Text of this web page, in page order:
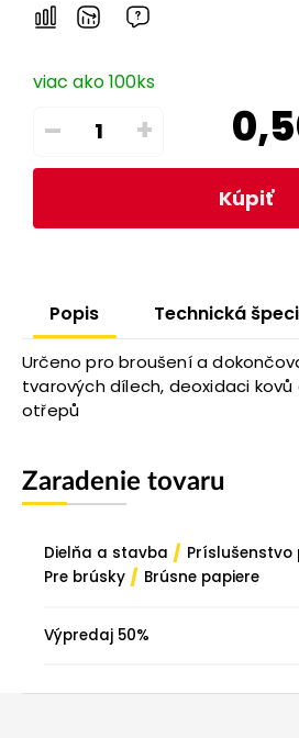
viac ako 100ks
– +
Kúpiť
Popis Technická
Určeno pro broušení a
tvarových dílech, deoxidaci
otřepů
Zaradenie tovaru
Dielňa a stavba / Príslušenstvo
Pre brúsky / Brúsne papiere
Výpredaj 50%